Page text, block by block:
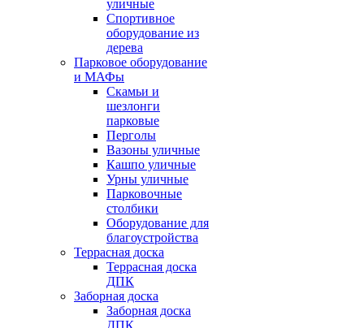
уличные
Спортивное
оборудование из
дерева
Парковое оборудование
и МАФы
Скамьи и
шезлонги
парковые
Перголы
Вазоны уличные
Кашпо уличные
Урны уличные
Парковочные
столбики
Оборудование для
благоустройства
Террасная доска
Террасная доска
ДПК
Заборная доска
Заборная доска
ДПК